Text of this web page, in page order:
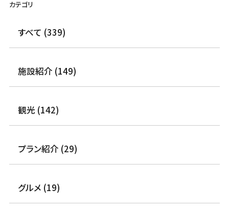
カテゴリ
すべて (339)
施設紹介 (149)
観光 (142)
プラン紹介 (29)
グルメ (19)